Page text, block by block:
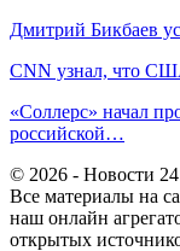
Дмитрий Бикбаев
CNN узнал, что
«Соллерс» начал
российской…
© 2026 - Новости
Все материалы на
наш онлайн
открытых